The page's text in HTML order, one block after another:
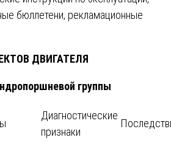
бюллетени, рекламационные
ДВИГАТЕЛЯ
группы
Диагностические
признаки